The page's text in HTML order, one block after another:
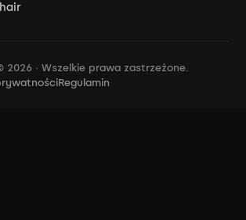
· Wszelkie prawa zastrzeżone.
Regulamin